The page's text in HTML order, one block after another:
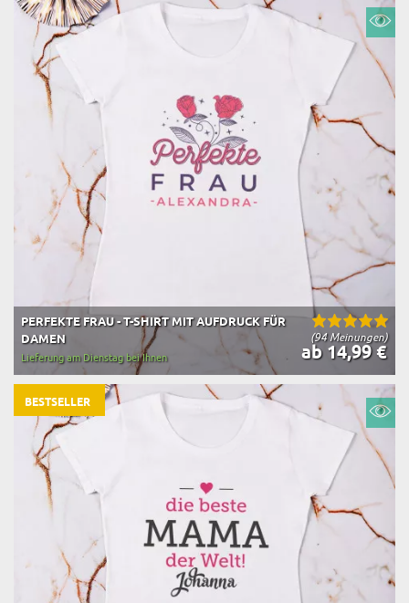
(94 Meinungen)
PERFEKTE FRAU - T-SHIRT MIT AUFDRUCK FÜR
DAMEN
ab 14,99 €
Lieferung am Dienstag bei Ihnen
BESTSELLER